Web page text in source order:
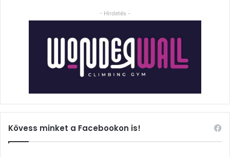
- Hirdetés -
Kövess minket a Facebookon is!